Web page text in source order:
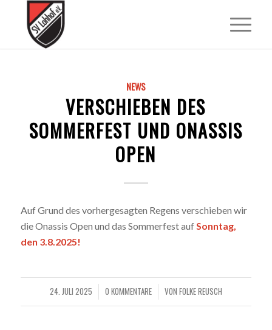
NEWS
VERSCHIEBEN DES
SOMMERFEST UND ONASSIS
OPEN
Auf Grund des vorhergesagten Regens verschieben wir
die Onassis Open und das Sommerfest auf Sonntag,
den 3.8.2025!
24. JULI 2025 0 KOMMENTARE
/ VON FOLKE REUSCH